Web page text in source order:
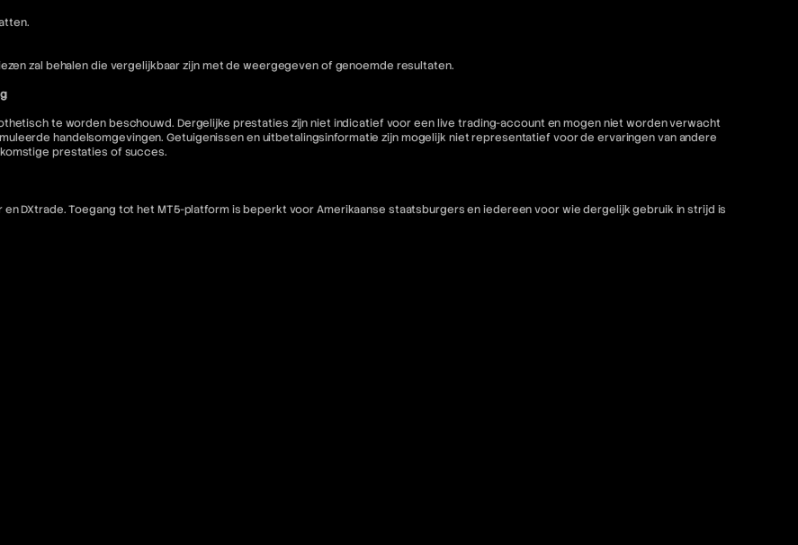
zal behalen die vergelijkbaar zijn met de weergegeven of genoemde resultaten.
te worden beschouwd. Dergelijke prestaties zijn niet indicatief voor een live trading-account en mogen niet worden verwacht
handelsomgevingen. Getuigenissen en uitbetalingsinformatie zijn mogelijk niet representatief voor de ervaringen van andere
prestaties of succes.
DXtrade. Toegang tot het MT5-platform is beperkt voor Amerikaanse staatsburgers en iedereen voor wie dergelijk gebruik in strijd is